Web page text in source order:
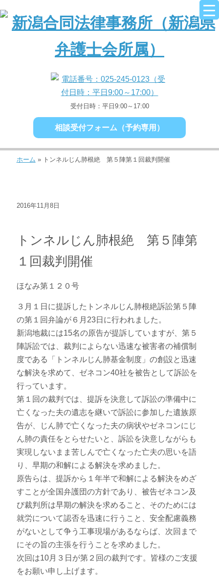
受付日時：平日9:00～17:00
相談受付フォーム（予約専用）
ホーム » トンネルじん肺根絶 第５陣第１回裁判開催
2016年11月8日
トンネルじん肺根絶 第５陣第
１回裁判開催
ほなみ第１２０号
３月１日に提訴したトンネルじん肺根絶訴訟第５陣
の第１回弁論が６月23日に行われました。
新潟地裁には15名の原告が提訴していますが、第５
陣訴訟では、裁判によらない迅速な被害者の補償制
度である「トンネルじん肺基金制度」の創設と迅速
な解決を求めて、ゼネコン40社を被告として訴訟を
行っています。
第１回の裁判では、提訴を決意して訴訟の準備中に
亡くなった夫の遺志を継いで訴訟に参加した遺族原
告が、じん肺で亡くなった夫の病状やゼネコンにじ
ん肺の責任をとらせたいと、訴訟を決意しながらも
実現しないまま苦しんで亡くなった亡夫の思いを語
り、早期の和解による解決を求めました。
原告らは、提訴から１年半で和解による解決をめざ
すことが全国弁護団の方針であり、被告ゼネコン及
び裁判所は早期の解決を求めること、そのためには
就労について認否を迅速に行うこと、安全配慮義務
がないとして争う工事現場があるならば、次回まで
にその旨の主張を行うことを求めました。
次回は10月３日が第２回の裁判です。皆様のご支援
をお願い申し上げます。